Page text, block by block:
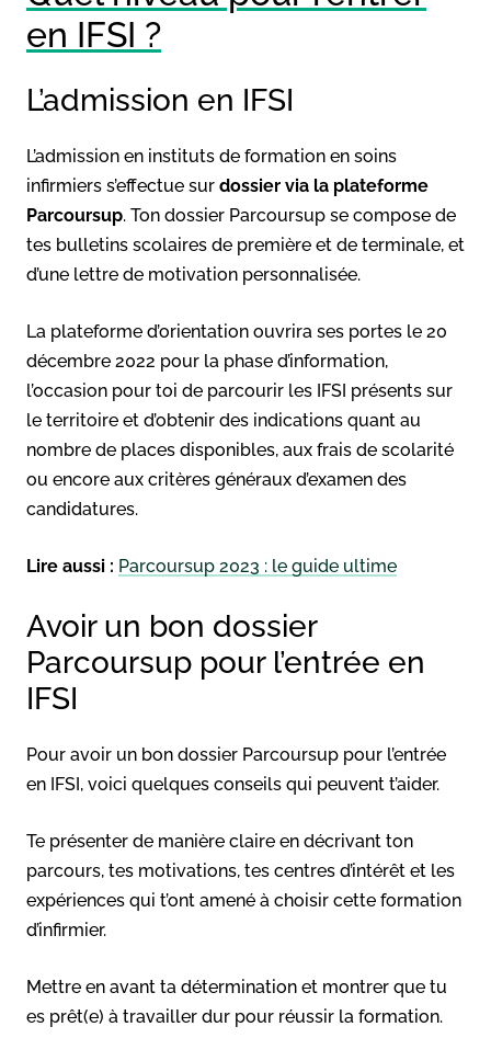
en IFSI ?
L’admission en IFSI
L’admission en instituts de formation en soins
infirmiers s’effectue sur dossier via la plateforme
Parcoursup. Ton dossier Parcoursup se compose de
tes bulletins scolaires de première et de terminale, et
d’une lettre de motivation personnalisée.
La plateforme d’orientation ouvrira ses portes le 20
décembre 2022 pour la phase d’information,
l’occasion pour toi de parcourir les IFSI présents sur
le territoire et d’obtenir des indications quant au
nombre de places disponibles, aux frais de scolarité
ou encore aux critères généraux d’examen des
candidatures.
Lire aussi : Parcoursup 2023 : le guide ultime
Avoir un bon dossier
Parcoursup pour l’entrée en
IFSI
Pour avoir un bon dossier Parcoursup pour l’entrée
en IFSI, voici quelques conseils qui peuvent t’aider.
Te présenter de manière claire en décrivant ton
parcours, tes motivations, tes centres d’intérêt et les
expériences qui t’ont amené à choisir cette formation
d’infirmier.
Mettre en avant ta détermination et montrer que tu
es prêt(e) à travailler dur pour réussir la formation.